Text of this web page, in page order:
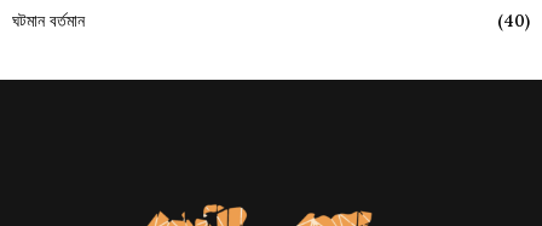
ঘটমান বর্তমান
(40)